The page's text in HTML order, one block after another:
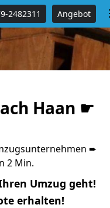
2482311 Angebot
Haan ☛
➨
2 Min.
Umzug geht!
erhalten!